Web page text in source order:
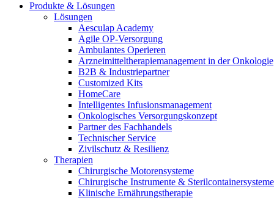
Produktkatalog
Wir koordinieren Ihre medizinische Versorgung, wenn Sie aus
Produkte & Lösungen
Lösungen
Aesculap Academy
Agile OP-Versorgung
Ambulantes Operieren
Arzneimitteltherapiemanagement in der Onkologie​
B2B & Industriepartner
Customized Kits
HomeCare
Intelligentes Infusionsmanagement
Onkologisches Versorgungskonzept
Partner des Fachhandels
Technischer Service
Zivilschutz & Resilienz
Therapien
Chirurgische Motorensysteme
Chirurgische Instrumente & Sterilcontainersysteme
Klinische Ernährungstherapie